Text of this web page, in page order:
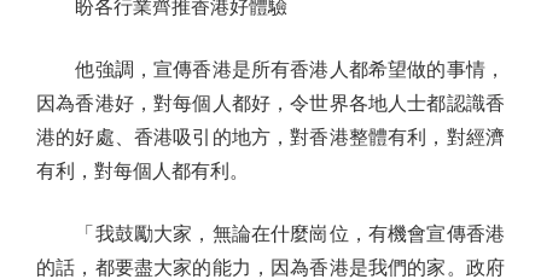
盼各行業齊推香港好體驗
他強調，宣傳香港是所有香港人都希望做的事情，
因為香港好，對每個人都好，令世界各地人士都認識香
港的好處、香港吸引的地方，對香港整體有利，對經濟
有利，對每個人都有利。
「我鼓勵大家，無論在什麼崗位，有機會宣傳香港
的話，都要盡大家的能力，因為香港是我們的家。政府